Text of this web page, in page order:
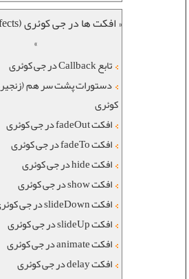
»
تابع Callback در جی کوئری
دستورات پشت سر هم
کوئری
افکت fadeOut در جی کوئری
افکت fadeTo در جی کوئری
افکت hide در جی کوئری
افکت show در جی کوئری
افکت slideDown در جی کوئری
افکت slideUp در جی کوئری
افکت animate در جی کوئری
افکت delay در جی کوئری